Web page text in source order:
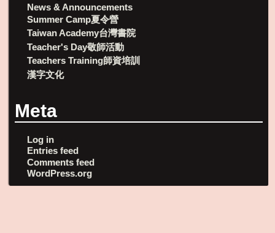
News & Announcements
Summer Camp夏令營
Taiwan Academy台灣書院
Teacher's Day敬師活動
Teachers Training師資培訓
漢字文化
Meta
Log in
Entries feed
Comments feed
WordPress.org